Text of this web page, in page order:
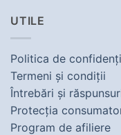
UTILE
Politica de
Termeni şi condiţii
Întrebări şi
Protecţia
Program de afiliere